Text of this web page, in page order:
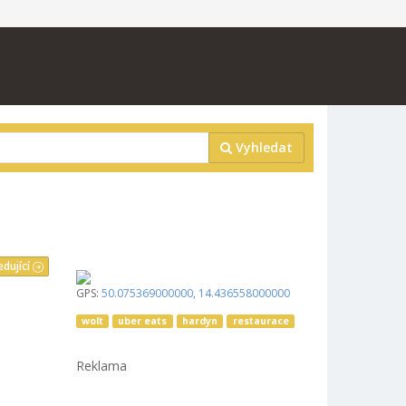
Vyhledat
GPS: 50.075369000000, 14.436558000000
wolt uber eats hardyn restaurace
Reklama